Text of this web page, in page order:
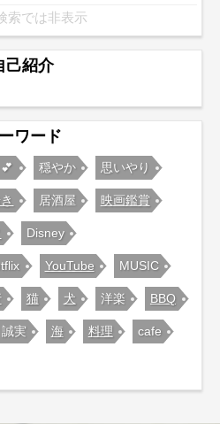
索では非表示
己紹介
ワード
穏やか 思いやり
居酒屋 映画鑑賞
Disney
YouTube MUSIC
猫 犬 洋楽 BBQ
誠実 海 料理 cafe